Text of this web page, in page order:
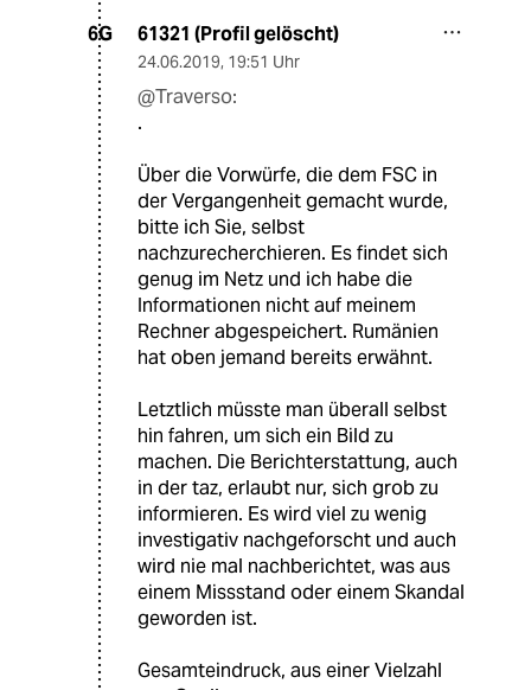
6G 61321 (Profil gelöscht)
24.06.2019, 19:51 Uhr
@Traverso:
.
Über die Vorwürfe, die dem FSC in
der Vergangenheit gemacht wurde,
bitte ich Sie, selbst
nachzurecherchieren. Es findet sich
genug im Netz und ich habe die
Informationen nicht auf meinem
Rechner abgespeichert. Rumänien
hat oben jemand bereits erwähnt.
Letztlich müsste man überall selbst
hin fahren, um sich ein Bild zu
machen. Die Berichterstattung, auch
in der taz, erlaubt nur, sich grob zu
informieren. Es wird viel zu wenig
investigativ nachgeforscht und auch
wird nie mal nachberichtet, was aus
einem Missstand oder einem Skandal
geworden ist.
Gesamteindruck, aus einer Vielzahl